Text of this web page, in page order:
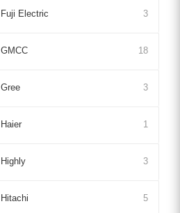
Fuji Electric 3
GMCC 18
Gree 3
Haier 1
Highly 3
Hitachi 5